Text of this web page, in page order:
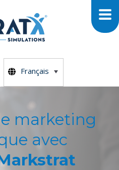
Français
marketing
avec